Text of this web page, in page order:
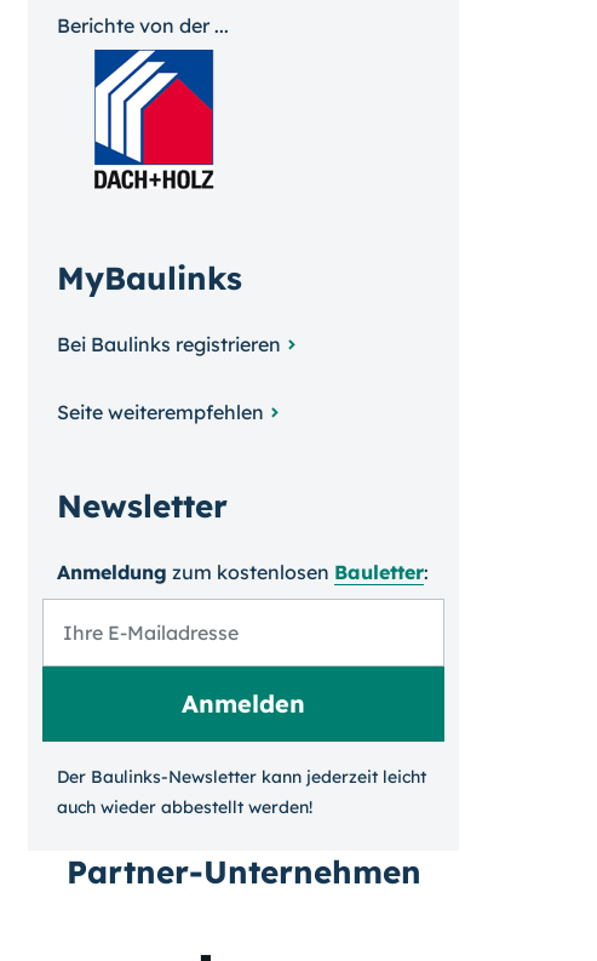
Berichte von der ...
MyBaulinks
Bei Baulinks registrieren
Seite weiterempfehlen
Newsletter
Anmeldung zum kosten­losen Bauletter:
Der Baulinks-Newsletter kann jeder­zeit leicht
auch wieder ab­bestellt werden!
Partner-Unternehmen